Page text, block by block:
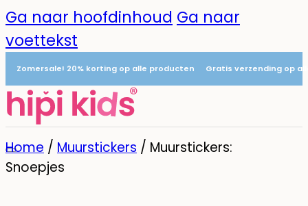
Ga naar hoofdinhoud Ga naar
voettekst
Zomersale! 20% korting op alle producten Gratis verzending op
Home / Muurstickers / Muurstickers:
Snoepjes